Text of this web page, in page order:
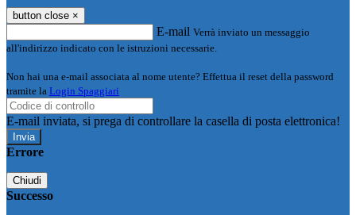
button close ×
E-mail Verrà inviato un messaggio
all'indirizzo indicato con le istruzioni necessarie.
Non hai una e-mail associata al nome utente? Effettua il reset della password
tramite la Login Spaggiari
E-mail inviata, si prega di controllare la casella di posta elettronica!
Errore
Chiudi
Successo